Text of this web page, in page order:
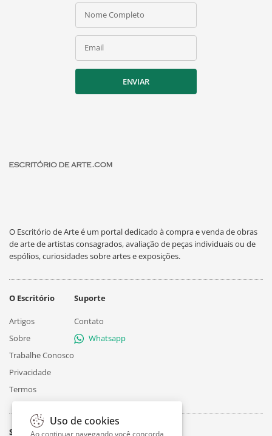
Nome Completo
Email
ENVIAR
O Escritório de Arte é um portal dedicado à compra e venda de obras
de arte de artistas consagrados, avaliação de peças individuais ou de
espólios, curiosidades sobre artes e exposições.
O Escritório
Artigos
Sobre
Trabalhe Conosco
Privacidade
Termos
Suporte
Contato
Whatsapp
Siga
Uso de cookies
Ao continuar navegando você concorda